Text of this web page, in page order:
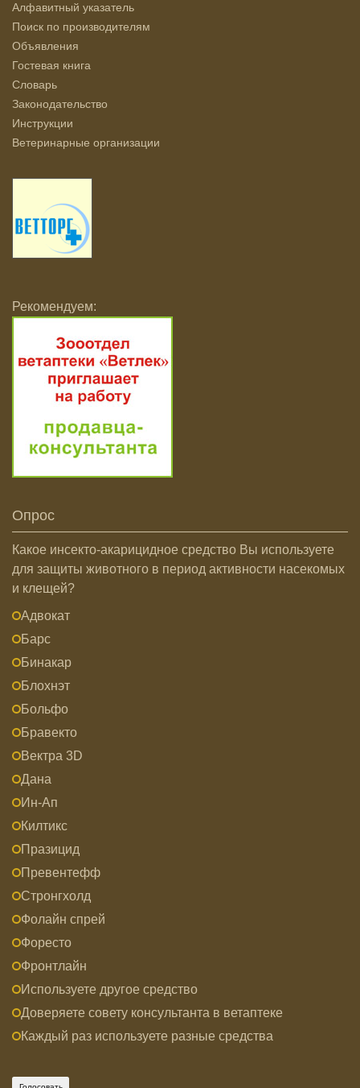
Алфавитный указатель
Поиск по производителям
Объявления
Гостевая книга
Словарь
Законодательство
Инструкции
Ветеринарные организации
Рекомендуем:
Опрос
Какое инсекто-акарицидное средство Вы используете
для защиты животного в период активности насекомых
и клещей?
Адвокат
Барс
Бинакар
Блохнэт
Больфо
Бравекто
Вектра 3D
Дана
Ин-Ап
Килтикс
Празицид
Превентефф
Стронгхолд
Фолайн спрей
Форесто
Фронтлайн
Используете другое средство
Доверяете совету консультанта в ветаптеке
Каждый раз используете разные средства